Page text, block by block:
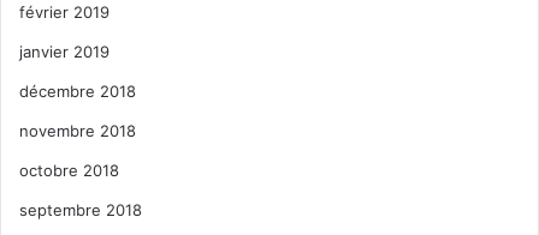
février 2019
janvier 2019
décembre 2018
novembre 2018
octobre 2018
septembre 2018